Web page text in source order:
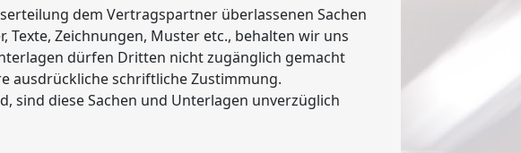
dem Vertragspartner überlassenen Sachen
Texte, Zeichnungen, Muster etc., behalten wir uns
dürfen Dritten nicht zugänglich gemacht
ausdrückliche schriftliche Zustimmung.
sind diese Sachen und Unterlagen unverzüglich